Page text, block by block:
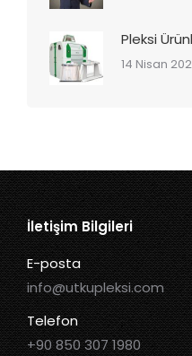
Pleksi
14 Nisan
İletişim Bilgileri
E-posta
info@utkupleksi.com
Telefon
+90 850 307 1980